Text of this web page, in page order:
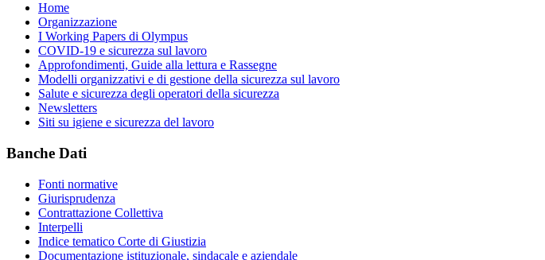
Home
Organizzazione
I Working Papers di Olympus
COVID-19 e sicurezza sul lavoro
Approfondimenti, Guide alla lettura e Rassegne
Modelli organizzativi e di gestione della sicurezza sul lavoro
Salute e sicurezza degli operatori della sicurezza
Newsletters
Siti su igiene e sicurezza del lavoro
Banche Dati
Fonti normative
Giurisprudenza
Contrattazione Collettiva
Interpelli
Indice tematico Corte di Giustizia
Documentazione istituzionale, sindacale e aziendale